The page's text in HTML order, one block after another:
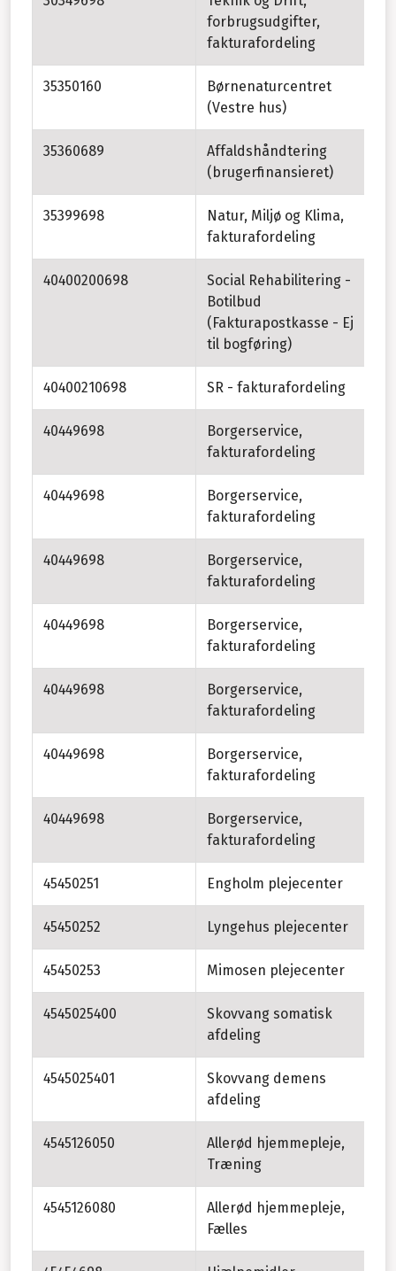
forbrugsudgifter,
fakturafordeling
35350160
Børnenaturcentret
(Vestre hus)
35360689
Affaldshåndtering
(brugerfinansieret)
35399698
Natur, Miljø og Klima,
fakturafordeling
40400200698
Social Rehabilitering -
Botilbud
(Fakturapostkasse - Ej
til bogføring)
40400210698 SR - fakturafordeling
40449698
Borgerservice,
fakturafordeling
40449698
Borgerservice,
fakturafordeling
40449698
Borgerservice,
fakturafordeling
40449698
Borgerservice,
fakturafordeling
40449698
Borgerservice,
fakturafordeling
40449698
Borgerservice,
fakturafordeling
40449698
Borgerservice,
fakturafordeling
45450251 Engholm plejecenter
45450252 Lyngehus plejecenter
45450253 Mimosen plejecenter
4545025400
Skovvang somatisk
afdeling
4545025401
Skovvang demens
afdeling
4545126050
Allerød hjemmepleje,
Træning
4545126080
Allerød hjemmepleje,
Fælles